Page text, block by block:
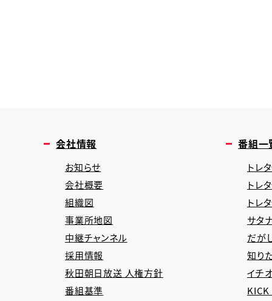
会社情報
お知らせ
会社概要
組織図
事業所地図
中継チャンネル
採用情報
秋田朝日放送 人権方針
番組基準
番組一
トレ
トレ
トレ
サタ
だが
知り
イチ
KICK